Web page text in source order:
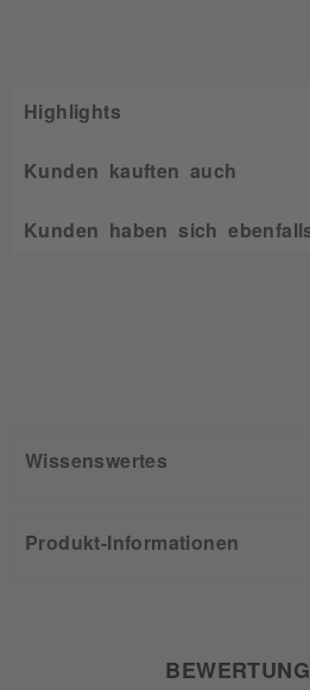
Highlights
Kunden kauften auch
Kunden haben sich
Wissenswertes
Produkt-Informationen